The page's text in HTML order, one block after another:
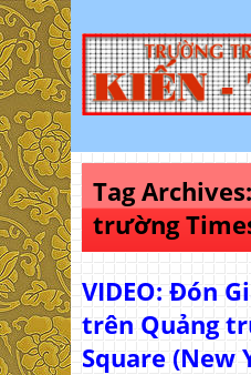
Tag Archives:
trường
VIDEO: Đón
trên Quảng
Square (New